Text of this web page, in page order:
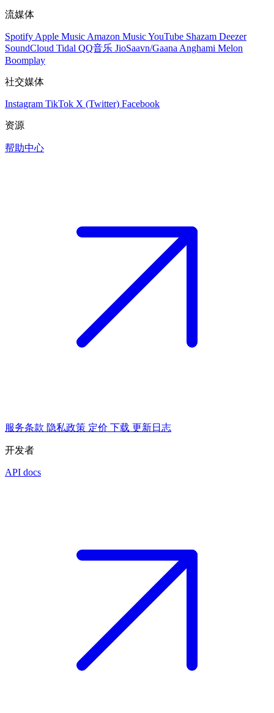
流媒体
Spotify Apple Music Amazon MusicYouTube Shazam Deezer
SoundCloud Tidal QQ音乐 JioSaavn/Gaana Anghami Melon
Boomplay
社交媒体
Instagram TikTok X (Twitter) Facebook
资源
帮助中心
服务条款 隐私政策 定价 下载 更新日志
开发者
API docs